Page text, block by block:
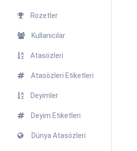
Rozetler
Kullanıcılar
Atasözleri
Atasözleri Etiketleri
Deyimler
Deyim Etiketleri
Dünya Atasözleri